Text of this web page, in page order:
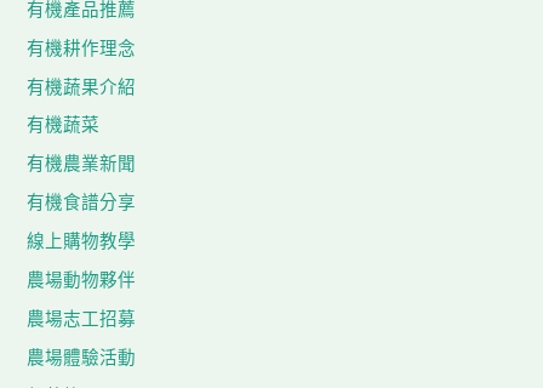
有機產品推薦
有機耕作理念
有機蔬果介紹
有機蔬菜
有機農業新聞
有機食譜分享
線上購物教學
農場動物夥伴
農場志工招募
農場體驗活動